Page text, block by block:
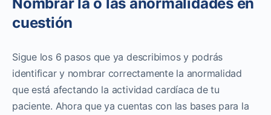
cuestión
Sigue los 6 pasos que ya describimos y podrás
identificar y nombrar correctamente la anormalidad
que está afectando la actividad cardíaca de tu
paciente. Ahora que ya cuentas con las bases para la